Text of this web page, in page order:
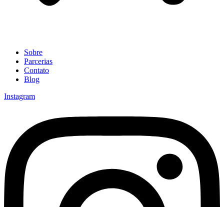
Sobre
Parcerias
Contato
Blog
Instagram